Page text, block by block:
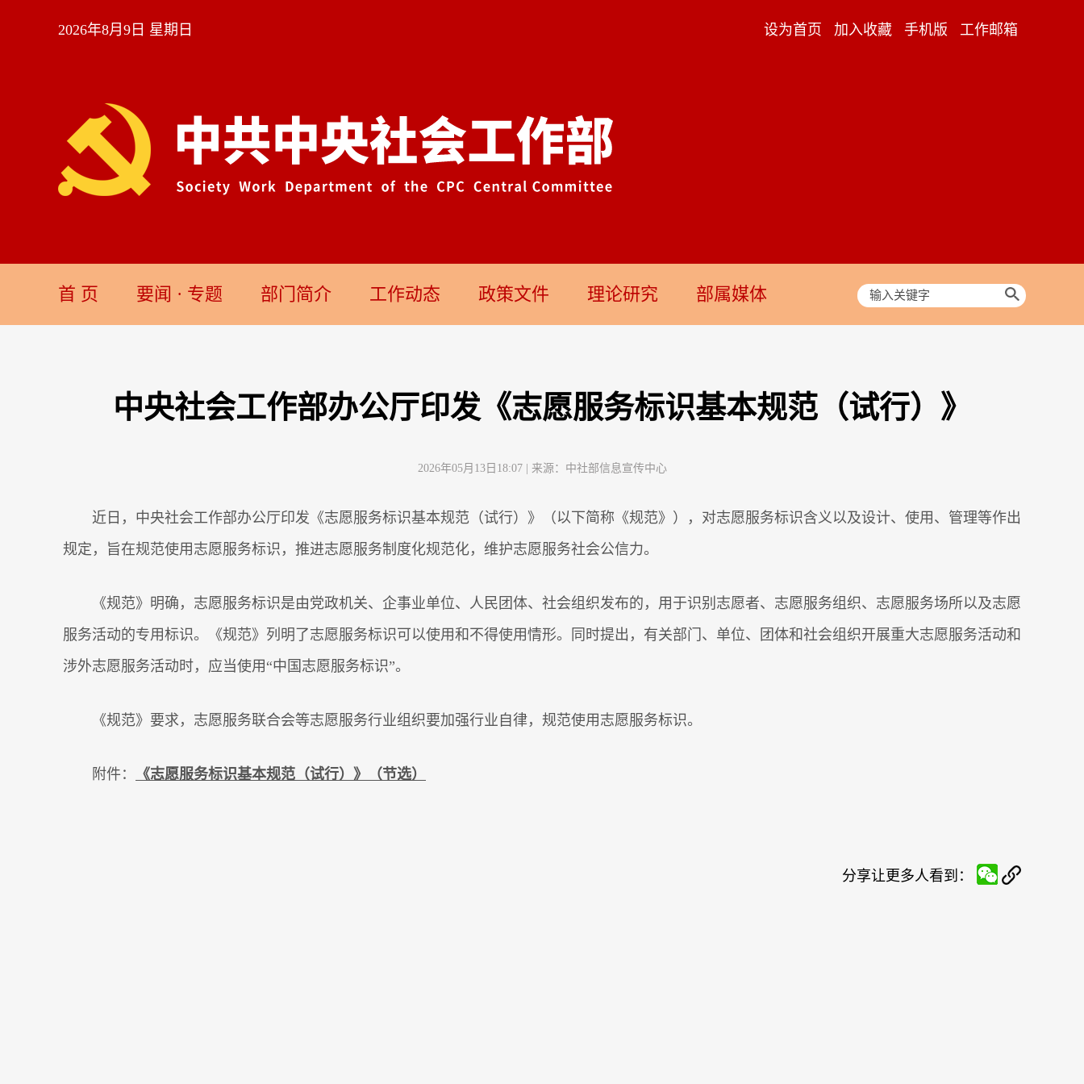
2026年8月9日 星期日 设为首页 加入收藏 手机版 工作邮箱
首 页 要闻 · 专题 部门简介 工作动态 政策文件 理论研究 部属媒体
中央社会工作部办公厅印发《志愿服务标识基本规范（试行）》
2026年05月13日18:07 | 来源： 中社部信息宣传中心
近日，中央社会工作部办公厅印发《志愿服务标识基本规范（试行）》（以下简称《规范》），对志愿服务标识含义以及设计、使用、管理等作出
规定，旨在规范使用志愿服务标识，推进志愿服务制度化规范化，维护志愿服务社会公信力。
《规范》明确，志愿服务标识是由党政机关、企事业单位、人民团体、社会组织发布的，用于识别志愿者、志愿服务组织、志愿服务场所以及志愿
服务活动的专用标识。《规范》列明了志愿服务标识可以使用和不得使用情形。同时提出，有关部门、单位、团体和社会组织开展重大志愿服务活动和
涉外志愿服务活动时，应当使用“中国志愿服务标识”。
《规范》要求，志愿服务联合会等志愿服务行业组织要加强行业自律，规范使用志愿服务标识。
附件： 《志愿服务标识基本规范（试行）》（节选）
分享让更多人看到：